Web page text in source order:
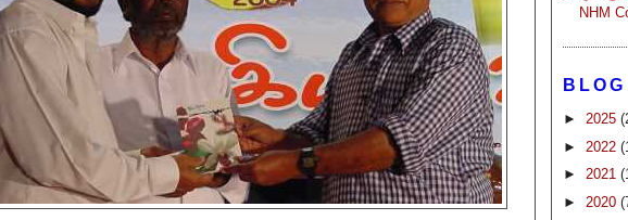
NHM
► 2025
► 2022
► 2021
► 2020